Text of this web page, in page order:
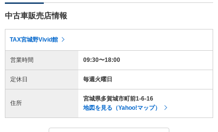
中古車販売店情報
TAX宮城野Vivid館
営業時間 09:30〜18:00
定休日 毎週火曜日
住所
宮城県多賀城市町前1-6-16
地図を見る（Yahoo!マップ）